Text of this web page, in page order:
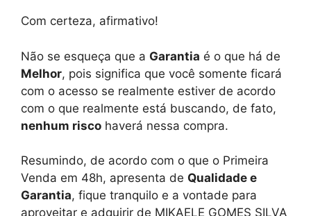
Com certeza, afirmativo!
Não se esqueça que a Garantia é o que há de
Melhor, pois significa que você somente ficará
com o acesso se realmente estiver de acordo
com o que realmente está buscando, de fato,
nenhum risco haverá nessa compra.
Resumindo, de acordo com o que o Primeira
Venda em 48h, apresenta de Qualidade e
Garantia, fique tranquilo e a vontade para
aproveitar e adquirir de MIKAELE GOMES SILVA